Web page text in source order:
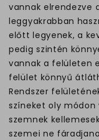
vannak elrendezve
leggyakrabban
előtt legyenek, a
pedig szintén
vannak a felületen
felület könnyű
Rendszer
színeket oly módon
szemnek
szemei ne